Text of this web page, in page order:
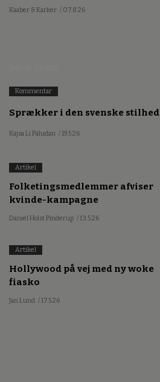
Kaaber & Karker / 07.8.26
Kommentar
Sprækker i den svenske stilhed
Kajsa Li Paludan / 19.5.26
Artikel
Folketingsmedlemmer afviser
kvinde-kampagne
Daniel Holst Pinderup / 13.5.26
Artikel
Hollywood på vej med ny woke
fiasko
Jan Lund / 17.5.26